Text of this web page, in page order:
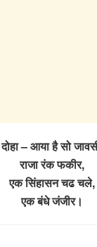
दोहा – आया है सो
राजा रंक फकीर,
एक सिंहासन चढ चले,
एक बंधे जंजीर।